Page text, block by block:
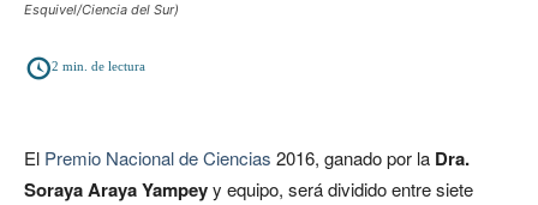
Esquivel/Ciencia del Sur)
2 min. de lectura
El Premio Nacional de Ciencias 2016, ganado por la Dra.
Soraya Araya Yampeyy equipo, será dividido entre siete